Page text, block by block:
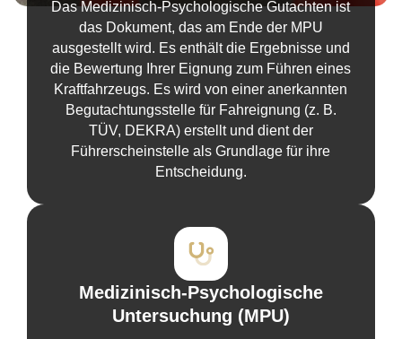
Das Medizinisch-Psychologische Gutachten ist
das Dokument, das am Ende der MPU
ausgestellt wird. Es enthält die Ergebnisse und
die Bewertung Ihrer Eignung zum Führen eines
Kraftfahrzeugs. Es wird von einer anerkannten
Begutachtungsstelle für Fahreignung (z. B.
TÜV, DEKRA) erstellt und dient der
Führerscheinstelle als Grundlage für ihre
Entscheidung.
Medizinisch-Psychologische
Untersuchung (MPU)